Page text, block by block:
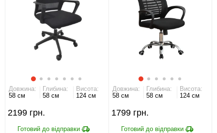
Довжина:
58 см
Глибина:
58 см
Висота:
124 см
2199
Довжина:
58 см
Глибина:
58 см
Висота:
124 см
1799